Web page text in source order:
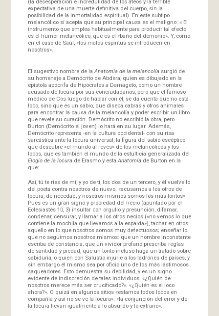
expectativa de una muerte definitiva del cuerpo, sin la
posibilidad de la inmortalidad espiritual). En este subtipo
melancólico sí acepta que su principal causa es el maligno: « El
instrumento que emplea habitualmente para producir tal efecto
es el humor melancólico, que es el «baño del demonio». Y, como
en el caso de Saúl, «los malos espíritus se introducen en
nosotros».
El sugestivo nombre de la Anatomía de la melancolía surgió de
su homenaje a Demócrito de Abdera, quien es dibujado en la
epístola apócrifa de Hipócrates a Damageto, como un hombre
acusado de locura por sus conciudadanos, pero que el famoso
médico de Cos luego de hablar con él, se da cuenta que no está
loco, sino que es un sabio, que diseca cabras y otros animales
para encontrar la causa de la melancolía y poder escribir un libro
que revele su curación. Demócrito no escribió la obra, pero
Burton (Demócrito el joven) lo hará en su lugar. Además,
Demócrito representa -en la cultura occidental- con su risa
sarcástica ante la locura universal, la figura del sabio escéptico
que descubre «el mundo al revés» de los melancólicos y los
locos, que es también el mundo de la estulticia generalizada del
Elogio de la locurade Erasmo y esta Anatomíade Burton en la
que:
Así, tú te ríes de mí, y yo de ti, los dos de un tercero, y él vuelve lo
del poeta contra nosotros de nuevo; «acusamos a los otros de
locura, de necedad, y nosotros mismos somos los más tontos».
Pues es un gran signo y propiedad del necio (apuntado por el
Eclesiastés 10, 3) insultar con orgullo y presunción, difamar,
condenar, censurar, y llamar a los otros necios («no vemos lo que
contiene la mochila que llevamos a la espalda»), tachar en otros
aquello en lo que nosotros somos muy defectuosos; enseñar lo
que no seguimos nosotros mismos: que un hombre inconstante
escriba de constancia, que un vividor profano prescriba reglas
de santidad y piedad, que un tonto incluso haga un tratado sobre
sabiduría, o quien con Salustio injurie a los ladrones de países, y
sin embargo él mismo sea por oficio uno de los más lastimosos
saqueadores. Esto demuestra su debilidad, y es un signo
evidente de indiscreción de tales individuos. «¿Quién de
nosotros merece más ser crucificado?». «¿Quién es el loco
ahora?». O quizá en algunos sitios «estamos todos locos en
compañía y así no se ve la locura»; «la conjunción del error y de
la locura llevan igualmente a lo absurdo y lo extraño».